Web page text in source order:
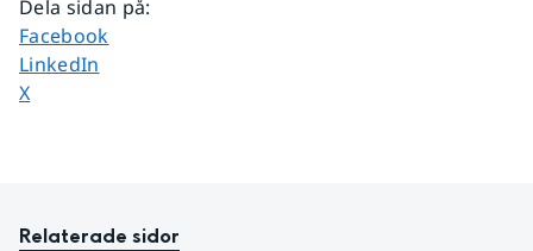
Dela sidan på:
Dela sidan på
Facebook
Dela sidan på
LinkedIn
Dela sidan på
X
Relaterade sidor